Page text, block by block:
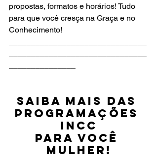
propostas, formatos e horários! Tudo
para que você cresça na Graça e no
Conhecimento!
Saiba mais DAS
programações
INCC
para você
Mulher!